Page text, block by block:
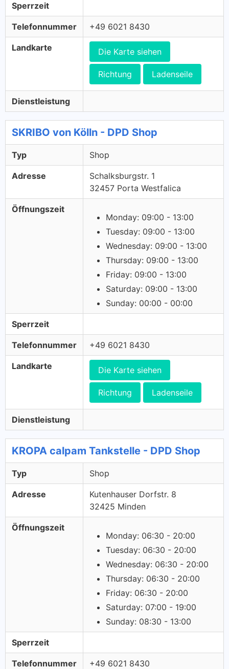
Sperrzeit
Telefonnummer +49 6021 8430
Landkarte Die Karte siehen
Richtung Ladenseile
Dienstleistung
SKRIBO von Kölln - DPD Shop
Typ Shop
Adresse
Schalksburgstr. 1
32457 Porta Westfalica
Öffnungszeit
Monday: 09:00 - 13:00
Tuesday: 09:00 - 13:00
Wednesday: 09:00 - 13:00
Thursday: 09:00 - 13:00
Friday: 09:00 - 13:00
Saturday: 09:00 - 13:00
Sunday: 00:00 - 00:00
Sperrzeit
Telefonnummer +49 6021 8430
Landkarte Die Karte siehen
Richtung Ladenseile
Dienstleistung
KROPA calpam Tankstelle - DPD Shop
Typ Shop
Adresse
Kutenhauser Dorfstr. 8
32425 Minden
Öffnungszeit
Monday: 06:30 - 20:00
Tuesday: 06:30 - 20:00
Wednesday: 06:30 - 20:00
Thursday: 06:30 - 20:00
Friday: 06:30 - 20:00
Saturday: 07:00 - 19:00
Sunday: 08:30 - 13:00
Sperrzeit
Telefonnummer +49 6021 8430